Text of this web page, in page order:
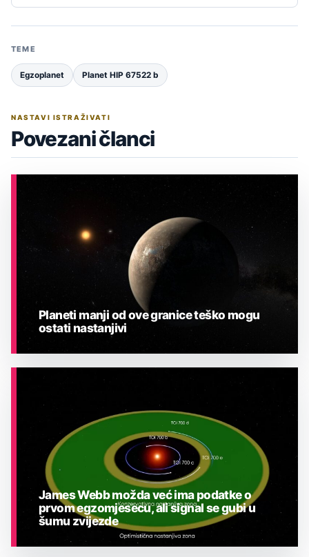
TEME
Egzoplanet Planet HIP 67522 b
NASTAVI ISTRAŽIVATI
Povezani članci
Planeti manji od ove granice teško mogu
ostati nastanjivi
James Webb možda već ima podatke o
prvom egzomjesecu, ali signal se gubi u
šumu zvijezde